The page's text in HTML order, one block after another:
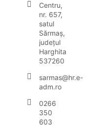
Centru,
nr. 657,
satul
Sărmaș,
județul
Harghita
537260
sarmas@hr.e-
adm.ro
0266
350
603